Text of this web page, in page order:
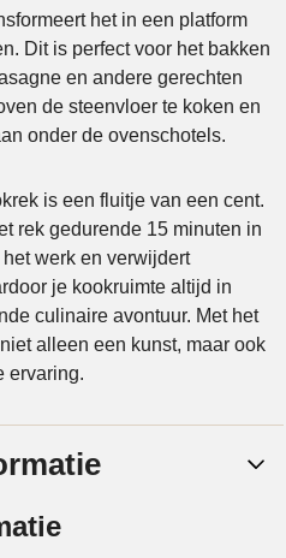
het in een platform
Dit is perfect voor het bakken
en andere gerechten
de steenvloer te koken en
onder de ovenschotels.
is een fluitje van een cent.
rek gedurende 15 minuten in
werk en verwijdert
je kookruimte altijd in
culinaire avontuur. Met het
alleen een kunst, maar ook
ervaring.